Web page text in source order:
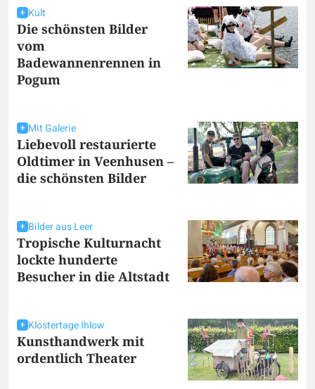
Kult
Die schönsten Bilder
vom
Badewannenrennen in
Pogum
Mit Galerie
Liebevoll restaurierte
Oldtimer in Veenhusen –
die schönsten Bilder
Bilder aus Leer
Tropische Kulturnacht
lockte hunderte
Besucher in die Altstadt
Klostertage Ihlow
Kunsthandwerk mit
ordentlich Theater